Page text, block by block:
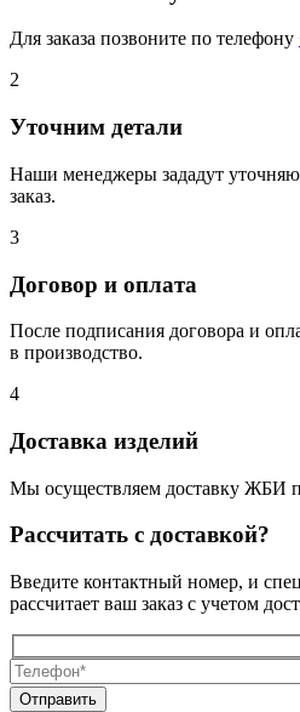
Для заказа позвоните по телефону
2
Уточним детали
Наши менеджеры зададут
заказ.
3
Договор и оплата
После подписания договора и
в производство.
4
Доставка изделий
Мы осуществляем доставку
Рассчитать с доставкой?
Введите контактный номер, и
рассчитает ваш заказ с учетом